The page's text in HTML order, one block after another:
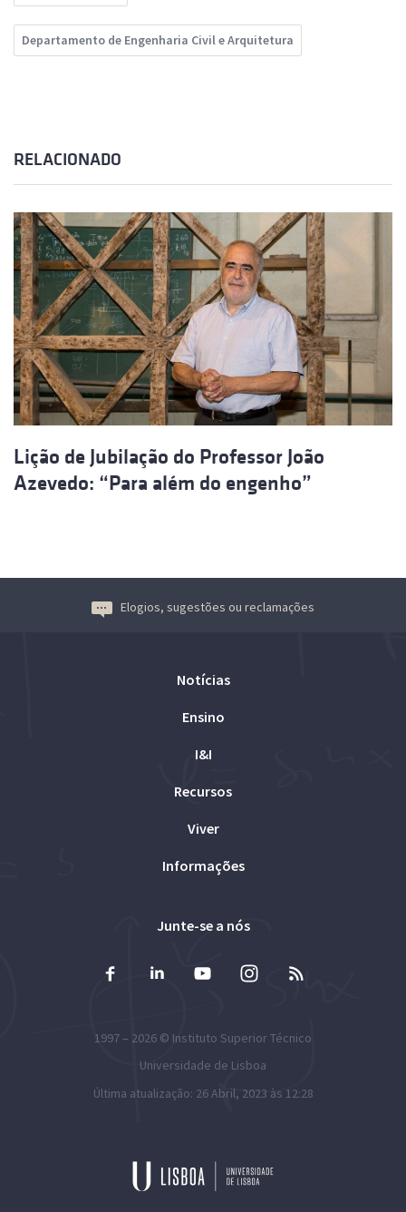
Departamento de Engenharia Civil e Arquitetura
RELACIONADO
Lição de Jubilação do Professor João
Azevedo: “Para além do engenho”
Elogios, sugestões ou reclamações
Notícias
Ensino
I&I
Recursos
Viver
Informações
Junte-se a nós
1997 – 2026 © Instituto Superior Técnico
Universidade de Lisboa
Última atualização: 26 Abril, 2023 às 12:28